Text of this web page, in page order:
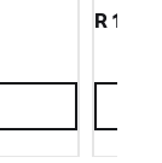
R 1200